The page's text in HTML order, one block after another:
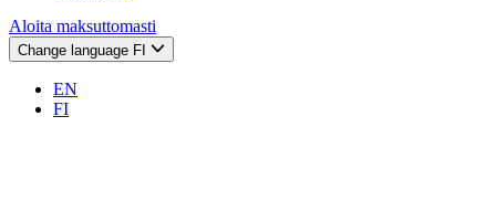
Aloita maksuttomasti
Change language FI
EN
FI